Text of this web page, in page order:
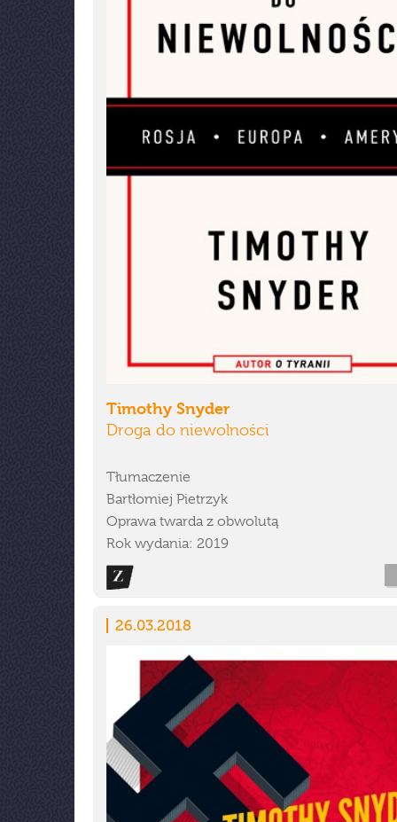
Timothy Snyder
Droga do niewolności
Tłumaczenie
Bartłomiej Pietrzyk
Oprawa twarda z obwolutą
Rok wydania: 2019
26.03.2018